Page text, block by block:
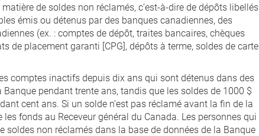
de soldes non réclamés, c’est-à-dire de dépôts libellés
émis ou détenus par des banques canadiennes, des
(ex. : comptes de dépôt, traites bancaires, chèques
de placement garanti [CPG], dépôts à terme, soldes de carte
comptes inactifs depuis dix ans qui sont détenus dans des
pendant trente ans, tandis que les soldes de 1000 $
cent ans. Si un solde n’est pas réclamé avant la fin de la
fonds au Receveur général du Canada. Les personnes qui
soldes non réclamés dans la base de données de la Banque